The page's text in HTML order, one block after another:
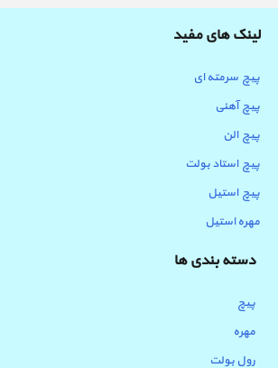
لینک های مفید
پیچ سرمته ای
پیچ آهنی
پیچ الن
پیچ استاد بولت
پیچ استیل
مهره استیل
دسته بندی ها
پیچ
مهره
رول بولت